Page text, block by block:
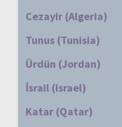
Cezayir (Algeria)
Tunus (Tunisia)
Ürdün (Jordan)
İsrail (Israel)
Katar (Qatar)